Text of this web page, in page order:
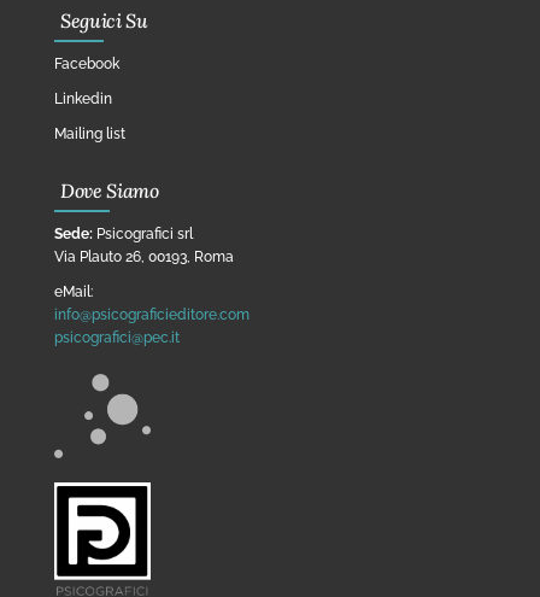
Seguici Su
Facebook
Linkedin
Mailing list
Dove Siamo
Sede: Psicografici srl
Via Plauto 26, 00193, Roma
eMail:
info@psicograficieditore.com
psicografici@pec.it